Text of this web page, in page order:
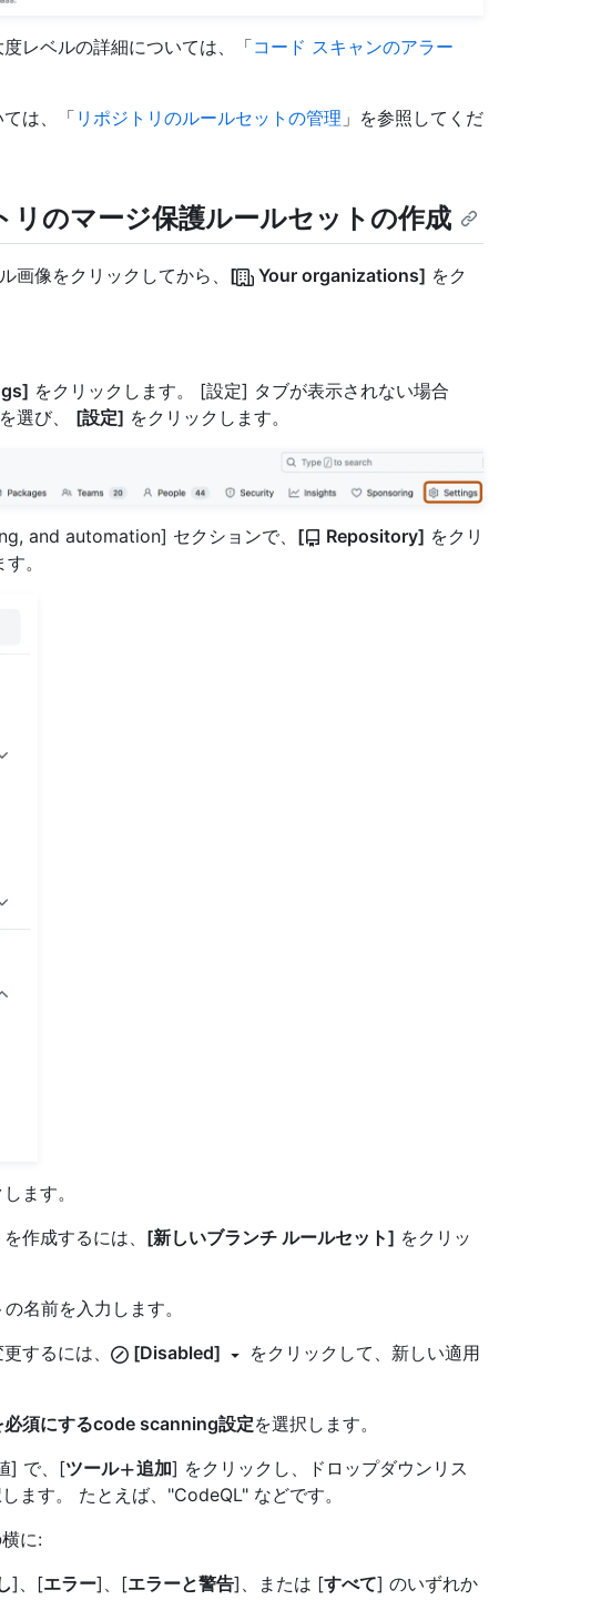
レベルの詳細については、「コード スキャンのアラー
は、「 リポジトリのルールセットの管理 」を参照してくだ
のマージ保護ルールセットの作成
像をクリックしてから、 [ Your organizations] をク
をクリックします。 [設定] タブが表示されない場合
選び、 [設定] をクリックします。
and automation] セクションで、 [ Repository] をクリ
。
ます。
作成するには、 [新しいブランチ ルールセット] をクリッ
名前を入力します。
するには、
[Disabled]
をクリックして、新しい適用
必須にするcode scanning設定を選択します。
] で、[ツール 追加] をクリックし、ドロップダウンリス
ます。 たとえば、"CodeQL" などです。
に:
]、[エラー]、[エラーと警告]、または [すべて] のいずれか